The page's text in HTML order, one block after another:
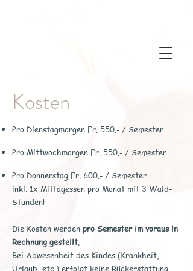
Kosten
Pro Dienstagmorgen Fr. 550.- / Semester
Pro Mittwochmorgen Fr. 550.- / Semester
Pro Donnerstag Fr. 600.- / Semester
inkl. 1x Mittagessen pro Monat mit 3 Wald-
Stunden!
Die Kosten werden pro Semester im voraus in
Rechnung gestellt.
Bei Abwesenheit des Kindes (Krankheit,
Urlaub, etc.) erfolgt keine Rückerstattung.